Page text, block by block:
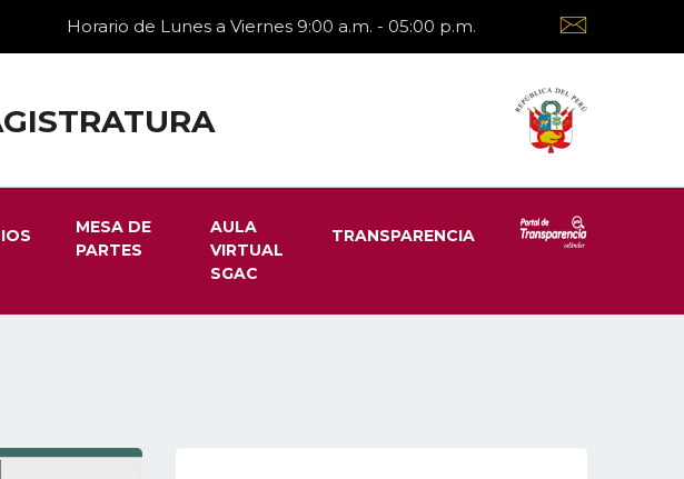
Horario de Lunes a Viernes 9:00 a.m. - 05:00 p.m.
MESA DE
PARTES
AULA
VIRTUAL
SGAC
TRANSPARENCIA